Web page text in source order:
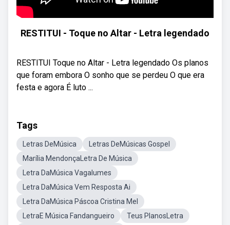
RESTITUI - Toque no Altar - Letra legendado
RESTITUI Toque no Altar - Letra legendado Os planos
que foram embora O sonho que se perdeu O que era
festa e agora É luto ...
Tags
Letras DeMúsica
Letras DeMúsicas Gospel
Marília MendonçaLetra De Música
Letra DaMúsica Vagalumes
Letra DaMúsica Vem Resposta Ai
Letra DaMúsica Páscoa Cristina Mel
LetraE Música Fandangueiro
Teus PlanosLetra